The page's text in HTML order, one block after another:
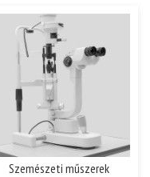
Szemészeti műszerek